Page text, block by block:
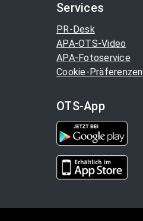
Services
PR-Desk
APA-OTS-Video
APA-Fotoservice
Cookie-Präferenzen
OTS-App